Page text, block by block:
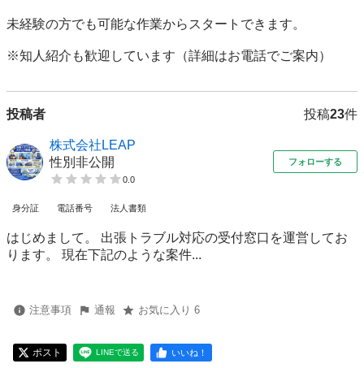
未経験の方でも可能な作業からスタートできます。
投稿者 投稿23件
株式会社LEAP
性別非公開
0.0
フォローする
身分証 電話番号 法人書類
はじめまして。 出張トラブル対応の受付窓口を運営してお
ります。 現在下記のような案件...
注意事項 通報 お気に入り 6
ポスト LINEで送る いいね！